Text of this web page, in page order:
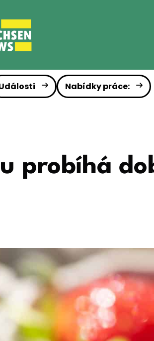
Nabídky práce:
probíhá